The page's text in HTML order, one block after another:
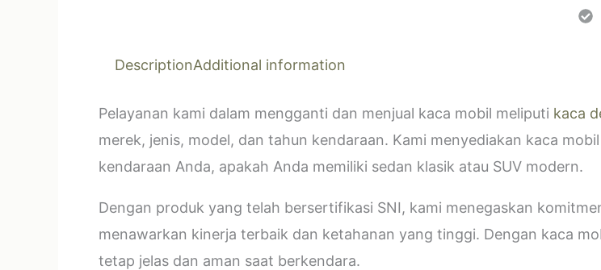
DescriptionAdditional information
Pelayanan kami dalam mengganti dan menjual kaca mobil meliputi kaca
merek, jenis, model, dan tahun kendaraan. Kami menyediakan kaca
kendaraan Anda, apakah Anda memiliki sedan klasik atau SUV modern.
Dengan produk yang telah bersertifikasi SNI, kami menegaskan
menawarkan kinerja terbaik dan ketahanan yang tinggi. Dengan kaca
tetap jelas dan aman saat berkendara.